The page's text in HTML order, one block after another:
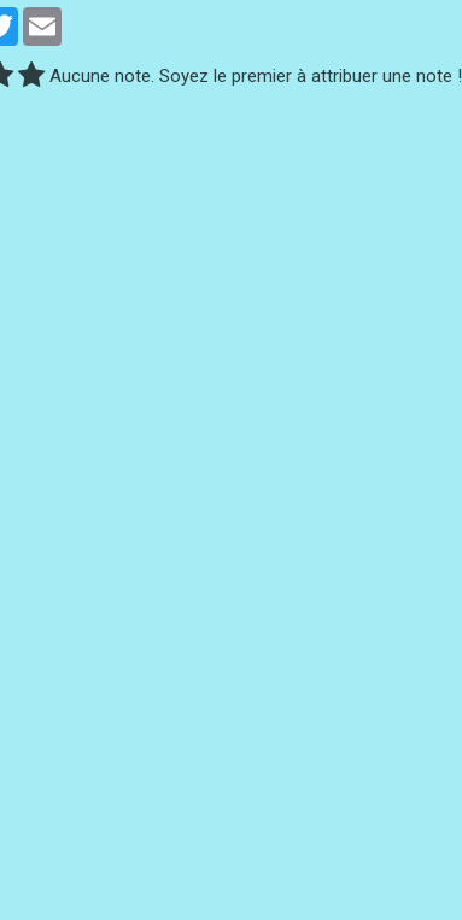
Twitter
Aucune note. Soyez le premier à attribuer une note !